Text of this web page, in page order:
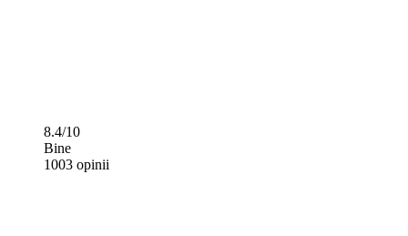
8.4/10
Bine
1003 opinii